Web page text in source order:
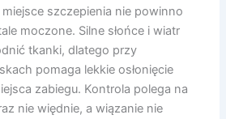
szczepienia nie powinno
moczone. Silne słońce i wiatr
tkanki, dlatego przy
pomaga lekkie osłonięcie
zabiegu. Kontrola polega na
nie więdnie, a wiązanie nie